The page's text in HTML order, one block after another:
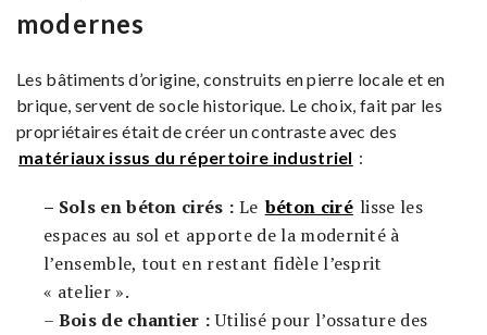
modernes
Les bâtiments d’origine, construits en pierre locale et en
brique, servent de socle historique. Le choix, fait par les
propriétaires était de créer un contraste avec des
matériaux issus du répertoire industriel :
– Sols en béton cirés : Le béton ciré lisse les
espaces au sol et apporte de la modernité à
l’ensemble, tout en restant fidèle l’esprit
« atelier ».
– Bois de chantier :Utilisé pour l’ossature des